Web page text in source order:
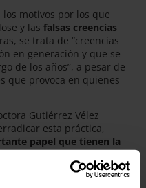
motivos por los que
y las falsas creencias
se trata de “creencias
en generación y que se
de los años”, a pesar de
que provoca en quienes
Gutiérrez Vélez
esta práctica,
papel que tienen la
educación de los
no se lo realicen a las
insiste en que, más